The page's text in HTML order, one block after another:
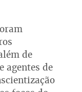
de
agentes de